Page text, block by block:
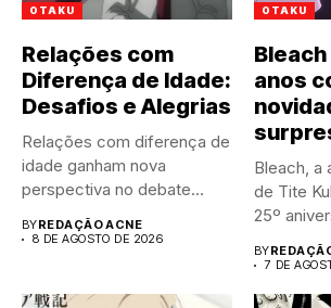
OTAKU
Relações com
Diferença de Idade:
Desafios e Alegrias
Relações com diferença de
idade ganham nova
perspectiva no debate
público atual....
BYREDAÇÃO ACNE
8 DE AGOSTO DE 2026
OTAKU
anos
Bleach, a
de Tite
25º
BY
7 DE